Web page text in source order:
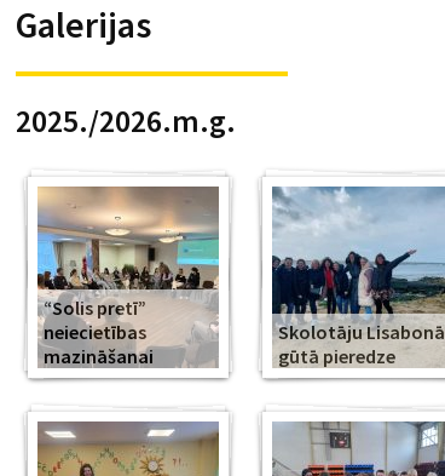
Galerijas
2025./2026.m.g.
“Solis pretī”
neiecietības
mazināšanai
Skolotāju Lisabonā
gūtā pieredze